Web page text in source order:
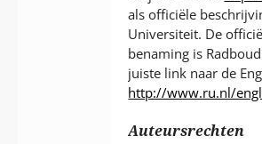
als officiële
Universiteit. De
benaming is
juiste link naar de
http://www.ru.nl/
Auteursrechten